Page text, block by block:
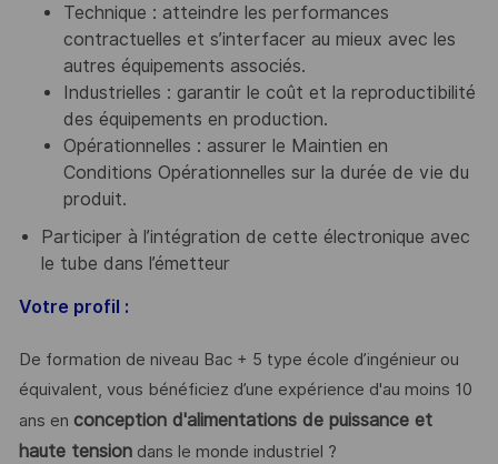
Technique : atteindre les performances
contractuelles et s’interfacer au mieux avec les
autres équipements associés.
Industrielles : garantir le coût et la reproductibilité
des équipements en production.
Opérationnelles : assurer le Maintien en
Conditions Opérationnelles sur la durée de vie du
produit.
Participer à l’intégration de cette électronique avec
le tube dans l’émetteur
Votre profil :
De formation de niveau Bac + 5 type école d’ingénieur ou
équivalent, vous bénéficiez d’une expérience d'au moins 10
ans en conception d'alimentations de puissance et
haute tensiondans le monde industriel ?